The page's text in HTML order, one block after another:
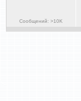
Сообщений: >10K